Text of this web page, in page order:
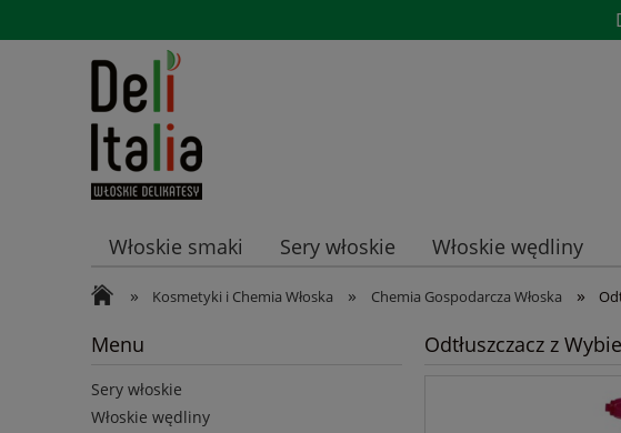
Włoskie smaki Sery włoskie Włoskie wędliny
Promocje
» Kosmetyki i Chemia Włoska » Chemia Gospodarcza Włoska »
Menu
Sery włoskie
Włoskie wędliny
Odtłuszczacz z